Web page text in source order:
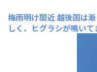
梅雨明け間近越後国は
しく、ヒグラシが鳴い
の気分😅。梅雨明けし
らあっという間に秋に